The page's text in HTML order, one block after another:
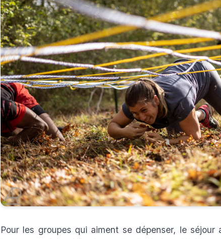
Pour les groupes qui aiment se dépenser, le séjour